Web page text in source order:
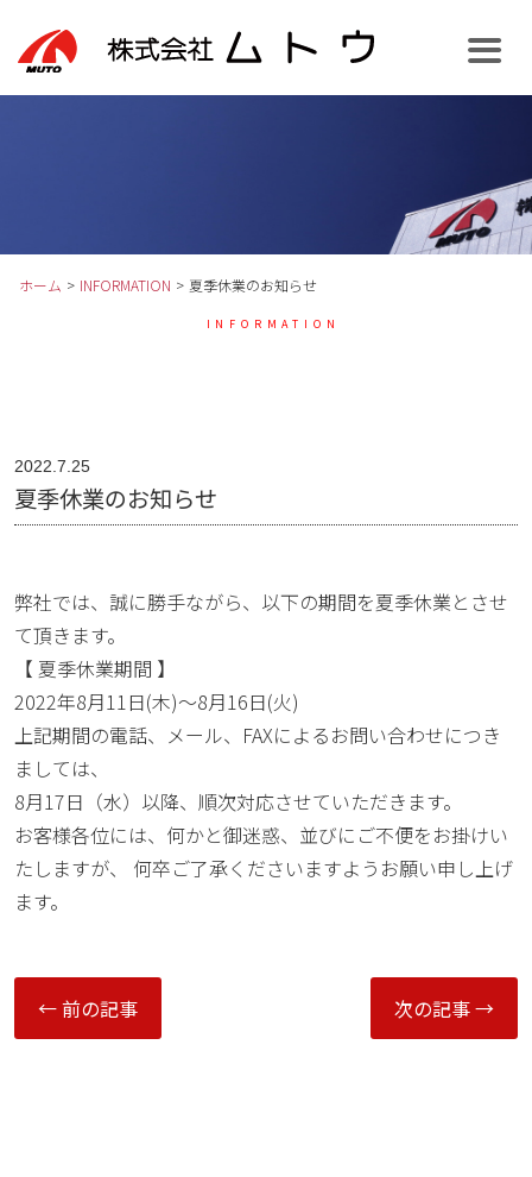
お知らせ
INFORMATION
ホーム > INFORMATION > 夏季休業のお知らせ
2022.7.25
夏季休業のお知らせ
弊社では、誠に勝手ながら、以下の期間を夏季休業とさせ
て頂きます。
【 夏季休業期間 】
2022年8月11日(木)〜8月16日(火)
上記期間の電話、メール、FAXによるお問い合わせにつき
ましては、
8月17日（水）以降、順次対応させていただきます。
お客様各位には、何かと御迷惑、並びにご不便をお掛けい
たしますが、 何卒ご了承くださいますようお願い申し上げ
ます。
← 前の記事 次の記事 →